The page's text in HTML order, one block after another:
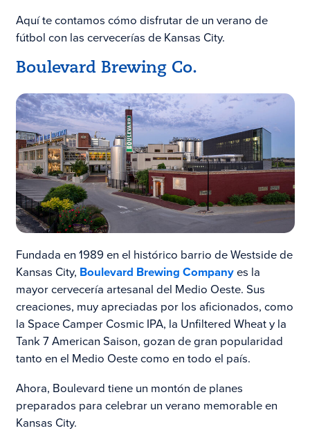
Aquí te contamos cómo disfrutar de un verano de
fútbol con las cervecerías de Kansas City.
Boulevard Brewing Co.
Fundada en 1989 en el histórico barrio de Westside de
Kansas City, Boulevard Brewing Companyes la
mayor cervecería artesanal del Medio Oeste. Sus
creaciones, muy apreciadas por los aficionados, como
la Space Camper Cosmic IPA, la Unfiltered Wheat y la
Tank 7 American Saison, gozan de gran popularidad
tanto en el Medio Oeste como en todo el país.
Ahora, Boulevard tiene un montón de planes
preparados para celebrar un verano memorable en
Kansas City.